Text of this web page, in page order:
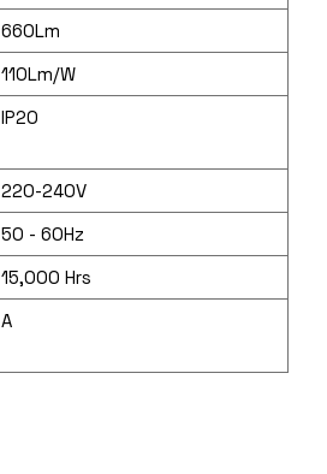
660Lm
110Lm/W
IP20
220-240V
50 - 60Hz
15,000 Hrs
A